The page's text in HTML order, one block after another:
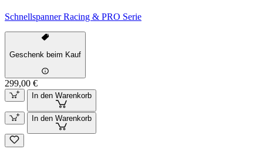
Schnellspanner Racing & PRO Serie
Geschenk beim Kauf
299,00 €
In den Warenkorb
In den Warenkorb